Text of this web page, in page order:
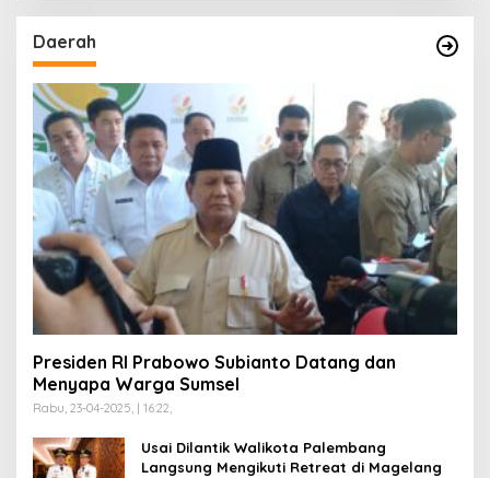
Daerah
Presiden RI Prabowo Subianto Datang dan
Menyapa Warga Sumsel
Rabu, 23-04-2025, | 16:22,
Usai Dilantik Walikota Palembang
Langsung Mengikuti Retreat di Magelang